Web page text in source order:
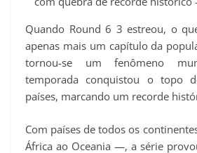
Quando Round 6 3 estreou, o
apenas mais um capítulo da
tornou-se um fenômeno
temporada conquistou o topo
países, marcando um recorde
Com países de todos os
África ao Oceania —, a série